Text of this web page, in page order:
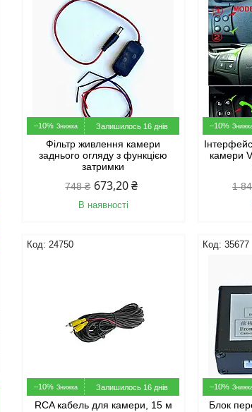
–10% Залишилось 16 днів
Фільтр живлення камери
заднього огляду з функцією
затримки
748 ₴ 673,20 ₴
В наявності
–10%
камери
1
24750
–10% Залишилось 16 днів
RCA кабель для камери, 15 м
35677
–10%
Блок